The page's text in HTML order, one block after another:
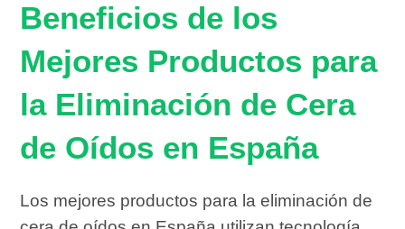
Beneficios de los
Mejores Productos para
la Eliminación de Cera
de Oídos en España
Los mejores productos para la eliminación de